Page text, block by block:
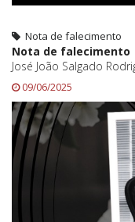
Nota de falecimento
Nota de falecimento
José João Salgado
09/06/2025